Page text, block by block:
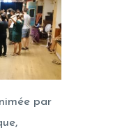
par